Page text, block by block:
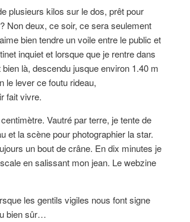
plusieurs kilos sur le dos, prêt pour
Non deux, ce soir, ce sera seulement
bien tendre un voile entre le public et
inquiet et lorsque que je rentre dans
là, descendu jusque environ 1.40 m
le lever ce foutu rideau,
fait vivre.
Vautré par terre, je tente de
et la scène pour photographier la star.
un bout de crâne. En dix minutes je
en salissant mon jean. Le webzine
les gentils vigiles nous font signe
bien sûr…